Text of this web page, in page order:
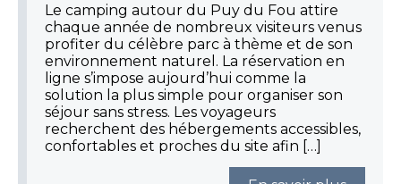
Le camping autour du Puy du Fou attire
chaque année de nombreux visiteurs venus
profiter du célèbre parc à thème et de son
environnement naturel. La réservation en
ligne s’impose aujourd’hui comme la
solution la plus simple pour organiser son
séjour sans stress. Les voyageurs
recherchent des hébergements accessibles,
confortables et proches du site afin […]